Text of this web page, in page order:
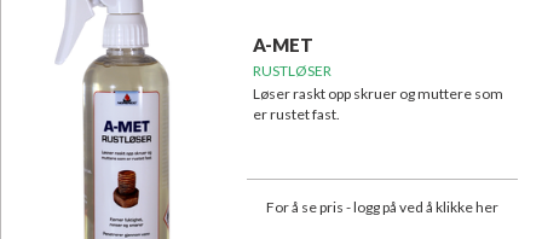
A-MET
RUSTLØSER
Løser raskt opp skruer og muttere som
er rustet fast.
For å se pris - logg på ved å klikke her